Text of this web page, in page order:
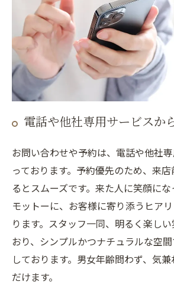
電話や他社専用サービスか
お問い合わせや予約は、電話や他社
っております。予約優先のため、来
るとスムーズです。来た人に笑顔に
モットーに、お客様に寄り添うヒア
ります。スタッフ一同、明るく楽し
おり、シンプルかつナチュラルな空
しております。男女年齢問わず、気
だけます。